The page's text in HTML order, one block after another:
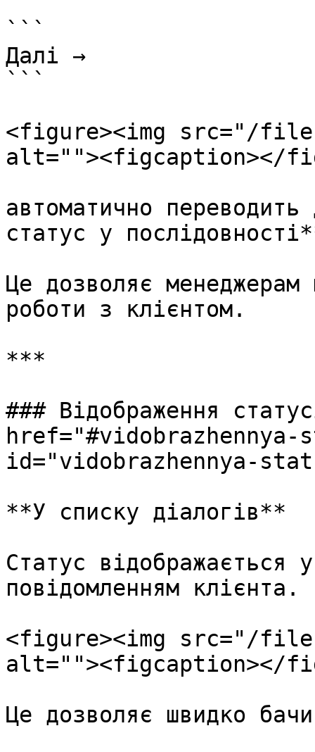
```
Далі →
```
<figure><img src="/files/
alt=""><figcaption></
автоматично
статус у
Це дозволяє менеджерам
роботи з клієнтом.
***
### Відображення
id="vidobrazhennya-
**У списку діалогів**
Статус відображається
повідомленням клієнта.
<figure><img src="/files/
alt=""><figcaption></
Це дозволяє швидко